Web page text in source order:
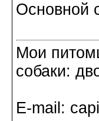
Основной
Мои
собаки:
Е-mail: